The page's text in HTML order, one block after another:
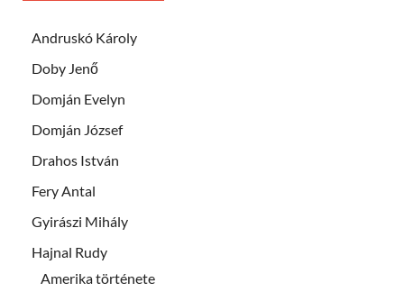
Andruskó Károly
Doby Jenő
Domján Evelyn
Domján József
Drahos István
Fery Antal
Gyirászi Mihály
Hajnal Rudy
Amerika története